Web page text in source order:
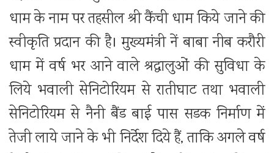
धाम के नाम पर तहसील श्री कैंची धाम किये जाने की
स्वीकृति प्रदान की है। मुख्यमंत्री नें बाबा नीब करौरी
धाम में वर्ष भर आने वाले श्रद्धालुओं की सुविधा के
लिये भवाली सेनिटोरियम से रातीघाट तथा भवाली
सेनिटोरियम से नैनी बैंड बाई पास सडक निर्माण में
तेजी लाये जाने के भी निर्देश दिये हैं, ताकि अगले वर्ष